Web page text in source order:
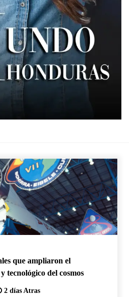
que ampliaron el
tecnológico del cosmos
2 días Atras